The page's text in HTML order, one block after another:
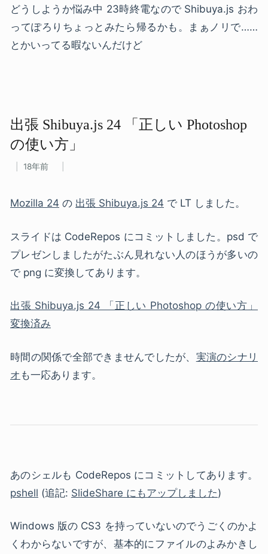
どうしようか悩み中 23時終電なので Shibuya.js おわ
ってぽろりちょっとみたら帰るかも。まぁノリで……
とかいってる暇ないんだけど
出張 Shibuya.js 24 ​「正しい​ Photoshop
の​使い方」
18年前
Mozilla 24 の 出張 Shibuya.js 24 で LT しました。
スライドは CodeRepos にコミットしました。psd で
プレゼンしましたがたぶん見れない人のほうが多いの
で png に変換してあります。
出張 Shibuya.js 24 「正しい Photoshop の使い方」
変換済み
時間の関係で全部できませんでしたが、 実演のシナリ
オ も一応あります。
あのシェルも CodeRepos にコミットしてあります。
pshell (追記: SlideShare にもアップしました)
Windows 版の CS3 を持っていないのでうごくのかよ
くわからないですが、基本的にファイルのよみかきし